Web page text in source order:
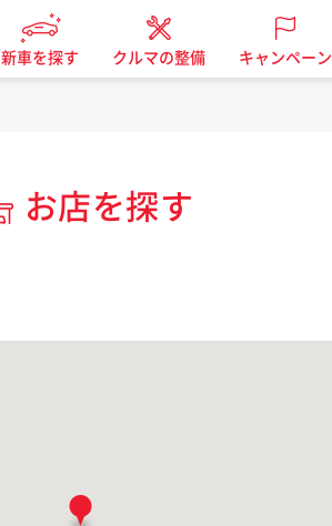
新車を探す クルマの整備 キャンペーン
お店を探す